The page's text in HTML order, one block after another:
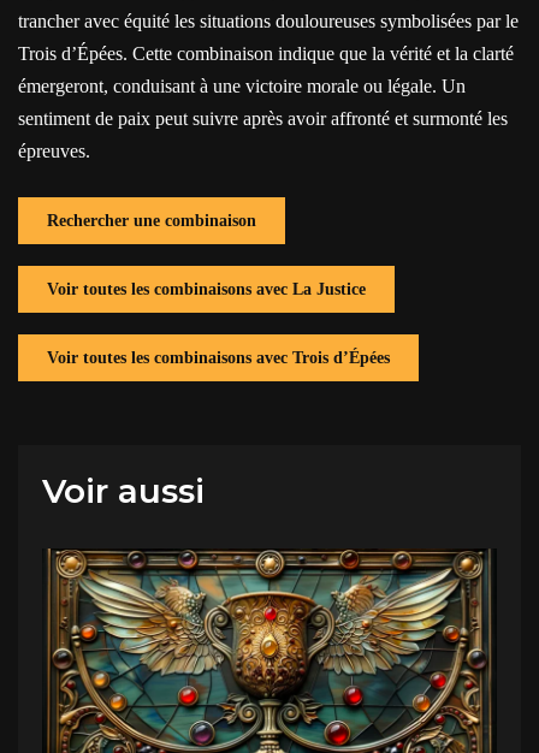
trancher avec équité les situations douloureuses symbolisées par le
Trois d’Épées. Cette combinaison indique que la vérité et la clarté
émergeront, conduisant à une victoire morale ou légale. Un
sentiment de paix peut suivre après avoir affronté et surmonté les
épreuves.
Rechercher une combinaison
Voir toutes les combinaisons avec La Justice
Voir toutes les combinaisons avec Trois d’Épées
Voir aussi